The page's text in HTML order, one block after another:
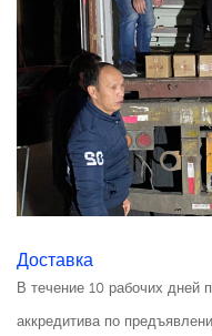
Доставка
В течение 10 рабочих дней
аккредитива по